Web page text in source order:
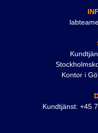
Kontor i
Kundtjänst: +45